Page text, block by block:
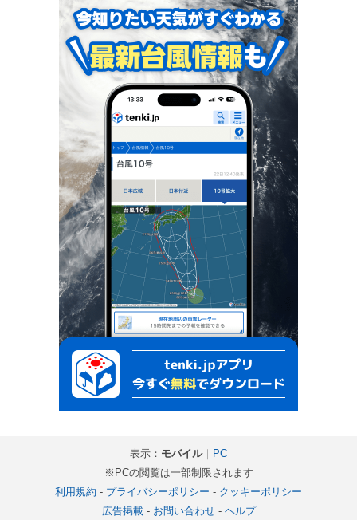
表示： モバイル｜ PC
※PCの閲覧は一部制限されます
利用規約 - プライバシーポリシー - クッキーポリシー
広告掲載- お問い合わせ- ヘルプ